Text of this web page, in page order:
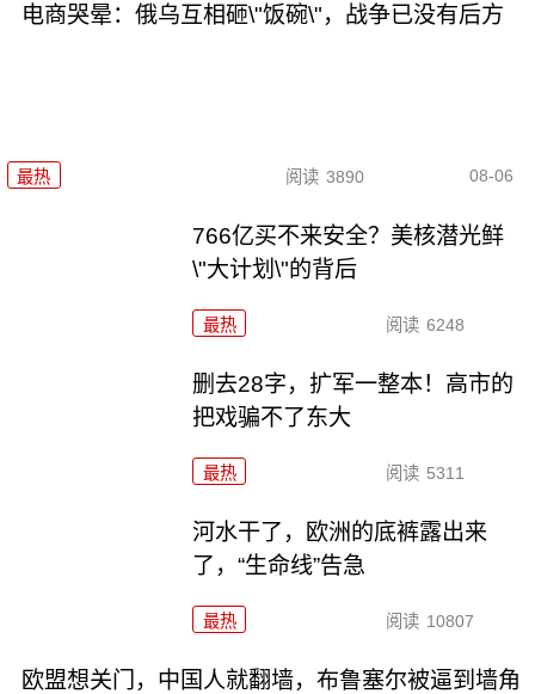
电商哭晕：俄乌互相砸\"饭碗\"，战争已没有后方
最热 阅读 3890 08-06
766亿买不来安全？美核潜光鲜
\"大计划\"的背后
最热 阅读 6248
删去28字，扩军一整本！高市的
把戏骗不了东大
最热 阅读 5311
河水干了，欧洲的底裤露出来
了，“生命线”告急
最热 阅读 10807
欧盟想关门，中国人就翻墙，布鲁塞尔被逼到墙角